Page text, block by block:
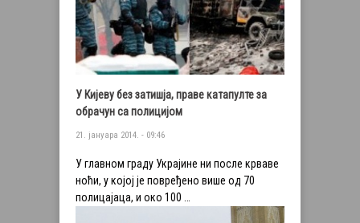
У Кијеву без затишја, праве катапулте за
обрачун са полицијом
21. јануара 2014. - 09:46
У главном граду Украјине ни после крваве
ноћи, у којој је повређено више од 70
полицајаца, и око 100 …